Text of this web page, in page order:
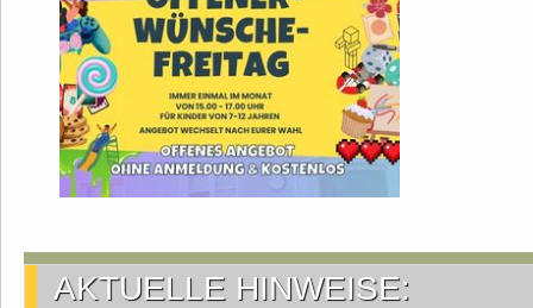
AKTUELLE HINWEISE: